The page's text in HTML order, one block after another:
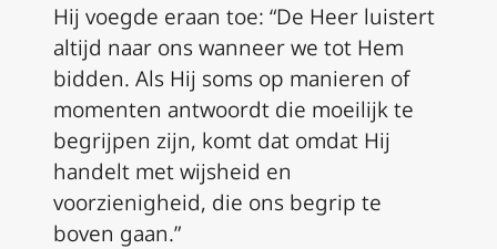
Hij voegde eraan toe: “De Heer luistert
altijd naar ons wanneer we tot Hem
bidden. Als Hij soms op manieren of
momenten antwoordt die moeilijk te
begrijpen zijn, komt dat omdat Hij
handelt met wijsheid en
voorzienigheid, die ons begrip te
boven gaan.”